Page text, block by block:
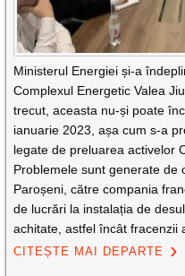
Ministerul Energiei și-a
Complexul Energetic Valea
trecut, aceasta nu-și poate
ianuarie 2023, așa cum s-a
legate de preluarea activelor
Problemele sunt generate de
Paroșeni, către compania
de lucrări la instalația de
achitate, astfel încât fracenzii
CITEȘTE MAI DEPARTE